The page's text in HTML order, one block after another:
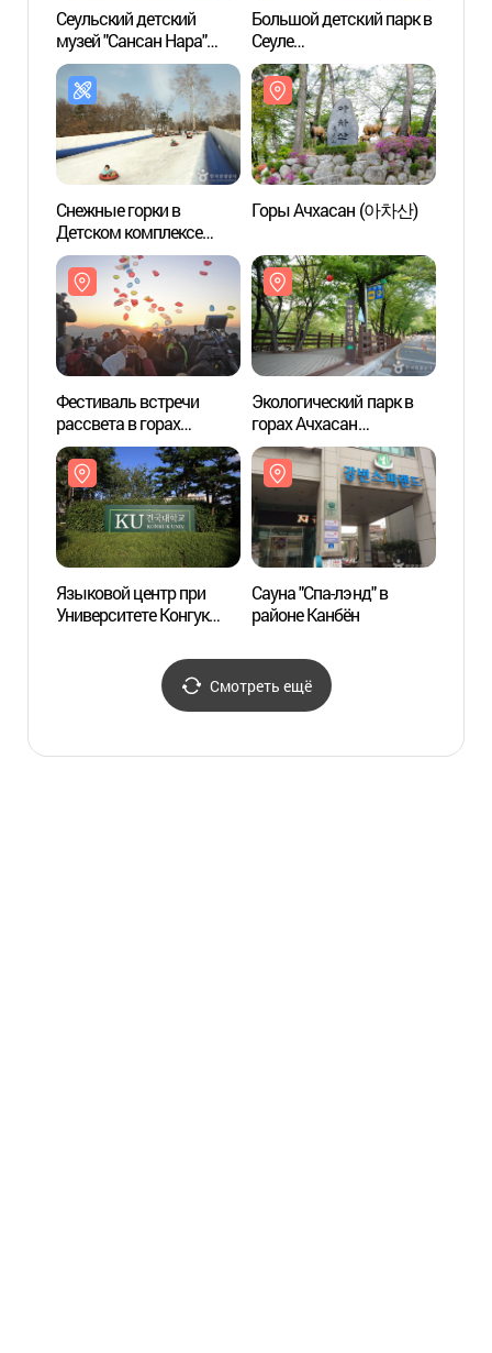
Сеульский детский
музей "Сансан Нара"
(서울상상나라)
Большой детский парк в
Сеуле
(서울어린이대공원)
Снежные горки в
Детском комплексе
(어린이회관 눈썰매장)
Горы Ачхасан (아차산)
Фестиваль встречи
рассвета в горах
Ачхасан (아차산
해맞이축제)
Экологический парк в
горах Ачхасан
(아차산생태공원)
Языковой центр при
Университете Конгук
Сауна "Спа-лэнд" в
районе Канбён
Смотреть ещё